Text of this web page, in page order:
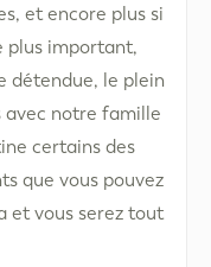
et encore plus si
plus important,
détendue, le plein
avec notre famille
certains des
que vous pouvez
et vous serez tout